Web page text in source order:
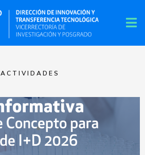
ACTIVIDADES